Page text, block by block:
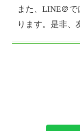
また、LINE＠
ります。是非、